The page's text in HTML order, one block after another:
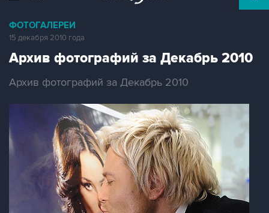
ФОТОГАЛЕРЕИ
15 декабря 2010 года
Архив фотографий за Декабрь 2010
Архив фотографий за Декабрь 2010